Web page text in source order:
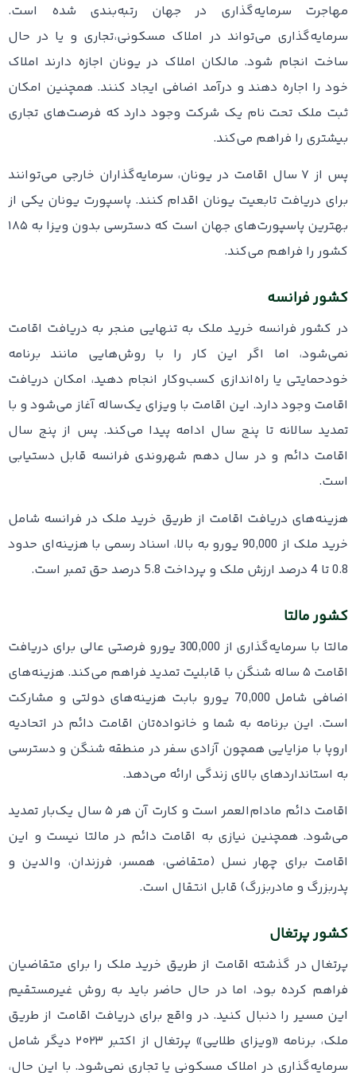
مهاجرت سرمایه‌گذاری در جهان رتبه‌بندی شده است.
سرمایه‌گذاری می‌تواند در املاک مسکونی،تجاری و یا در حال
ساخت انجام شود. مالکان املاک در یونان اجازه دارند املاک
خود را اجاره دهند و درآمد اضافی ایجاد کنند. همچنین امکان
ثبت ملک تحت نام یک شرکت وجود دارد که فرصت‌های تجاری
بیشتری را فراهم می‌کند.
پس از ۷ سال اقامت در یونان، سرمایه‌گذاران خارجی می‌توانند
برای دریافت تابعیت یونان اقدام کنند. پاسپورت یونان یکی از
بهترین پاسپورت‌های جهان است که دسترسی بدون ویزا به ۱۸۵
کشور را فراهم می‌کند.
کشور فرانسه
در کشور فرانسه خرید ملک به تنهایی منجر به دریافت اقامت
نمی‌شود، اما اگر این کار را با روش‌هایی مانند برنامه
خودحمایتی یا راه‌اندازی کسب‌وکار انجام دهید، امکان دریافت
اقامت وجود دارد. این اقامت با ویزای یک‌ساله آغاز می‌شود و با
تمدید سالانه تا پنج سال ادامه پیدا می‌کند. پس از پنج سال
اقامت دائم و در سال دهم شهروندی فرانسه قابل دستیابی
است.
هزینه‌های دریافت اقامت از طریق خرید ملک در فرانسه شامل
خرید ملک از 90,000 یورو به بالا، اسناد رسمی با هزینه‌ای حدود
0.8 تا 4 درصد ارزش ملک و پرداخت 5.8 درصد حق تمبر است.
کشور مالتا
مالتا با سرمایه‌گذاری از 300,000 یورو فرصتی عالی برای دریافت
اقامت ۵ ساله شنگن با قابلیت تمدید فراهم می‌کند. هزینه‌های
اضافی شامل 70,000 یورو بابت هزینه‌های دولتی و مشارکت
است. این برنامه به شما و خانواده‌تان اقامت دائم در اتحادیه
اروپا با مزایایی همچون آزادی سفر در منطقه شنگن و دسترسی
به استانداردهای بالای زندگی ارائه می‌دهد.
اقامت دائم مادام‌العمر است و کارت آن هر ۵ سال یک‌بار تمدید
می‌شود. همچنین نیازی به اقامت دائم در مالتا نیست و این
اقامت برای چهار نسل (متقاضی، همسر، فرزندان، والدین و
پدربزرگ و مادربزرگ) قابل انتقال است.
کشور پرتغال
پرتغال در گذشته اقامت از طریق خرید ملک را برای متقاضیان
فراهم کرده بود، اما در حال حاضر باید به روش غیرمستقیم
این مسیر را دنبال کنید. در واقع برای دریافت اقامت از طریق
ملک، برنامه «ویزای طلایی» پرتغال از اکتبر ۲۰۲۳ دیگر شامل
سرمایه‌گذاری در املاک مسکونی یا تجاری نمی‌شود. با این حال،